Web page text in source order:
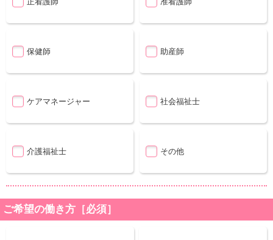
保健師 助産師
ケアマネージャー 社会福祉士
介護福祉士 その他
ご希望の働き方［必須］